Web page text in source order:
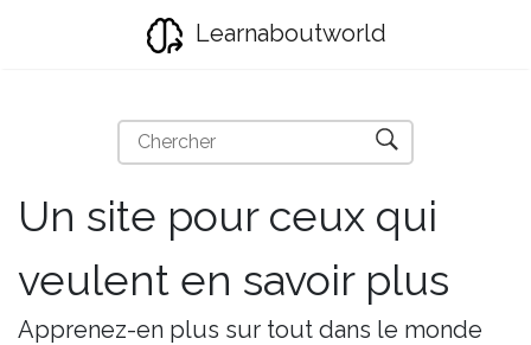
Learnaboutworld
Un site pour ceux qui
veulent en savoir plus
Apprenez-en plus sur tout dans le monde